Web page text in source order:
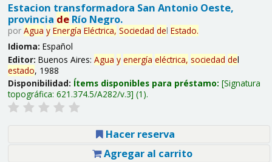
Estacion transformadora San Antonio Oeste,
provincia deRío Negro.
por Agua y Energía Eléctrica, Sociedad del Estado.
Idioma: Español
Editor: Buenos Aires: Agua y energía eléctrica, sociedad del
estado, 1988
Disponibilidad: Ítems disponibles para préstamo: Signatura
topográfica: 621.374.5/A282/v.3 (1).
Hacer reserva
Agregar al carrito